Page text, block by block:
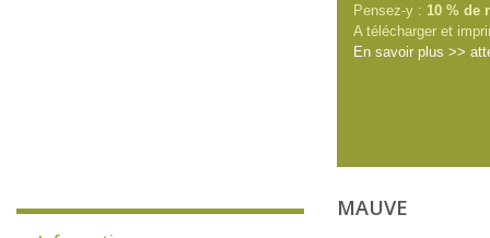
Pensez-y : 10 % de
A télécharger et
En savoir plus >>
MAUVE